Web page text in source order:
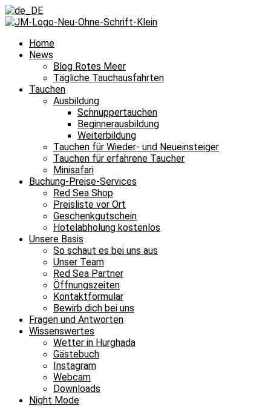
Home
News
Blog Rotes Meer
Tägliche Tauchausfahrten
Tauchen
Ausbildung
Schnuppertauchen
Beginnerausbildung
Weiterbildung
Tauchen für Wieder- und Neueinsteiger
Tauchen für erfahrene Taucher
Minisafari
Buchung-Preise-Services
Red Sea Shop
Preisliste vor Ort
Geschenkgutschein
Hotelabholung kostenlos
Unsere Basis
So schaut es bei uns aus
Unser Team
Red Sea Partner
Öffnungszeiten
Kontaktformular
Bewirb dich bei uns
Fragen und Antworten
Wissenswertes
Wetter in Hurghada
Gästebuch
Instagram
Webcam
Downloads
Night Mode